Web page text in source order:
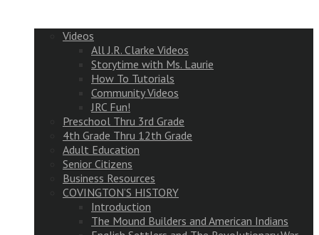
Videos
All J.R. Clarke Videos
Storytime with Ms. Laurie
How To Tutorials
Community Videos
JRC Fun!
Preschool Thru 3rd Grade
4th Grade Thru 12th Grade
Adult Education
Senior Citizens
Business Resources
COVINGTON’S HISTORY
Introduction
The Mound Builders and American Indians